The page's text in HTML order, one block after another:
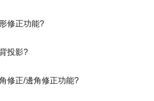
修正功能?
投影?
修正/邊角修正功能?